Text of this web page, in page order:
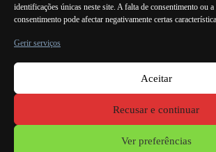
identificações únicas neste site. A falta de consentimento ou
consentimento pode afectar negativamente certas
Gerir serviços
Aceitar
Recusar e continuar
Ver preferências
ANTERIOR
Lorient Porto Lisboa
Mençõeslegais